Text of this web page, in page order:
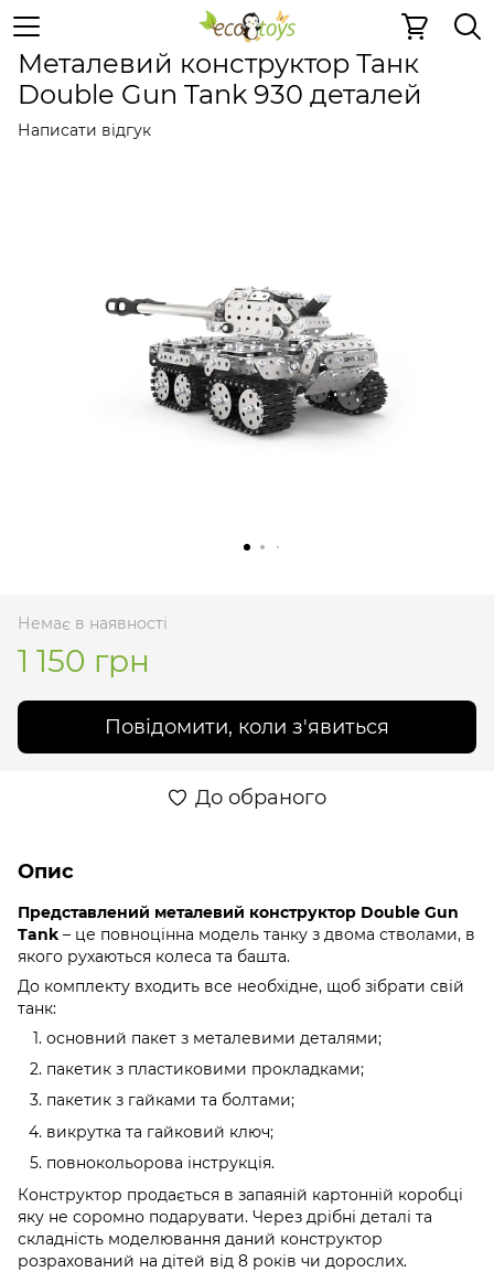
Металеві конструктори Металеві
Металевий конструктор Танк
Double Gun Tank 930 деталей
Написати відгук
Немає в наявності
1 150 грн
Повідомити, коли з'явиться
До обраного
Опис
Представлений металевий конструктор Double Gun
Tank – це повноцінна модель танку з двома стволами, в
якого рухаються колеса та башта.
До комплекту входить все необхідне, щоб зібрати свій
танк:
основний пакет з металевими деталями;
пакетик з пластиковими прокладками;
пакетик з гайками та болтами;
викрутка та гайковий ключ;
повнокольорова інструкція.
Конструктор продається в запаяній картонній коробці
яку не соромно подарувати. Через дрібні деталі та
складність моделювання даний конструктор
розрахований на дітей від 8 років чи дорослих.